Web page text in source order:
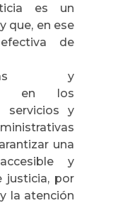
es un
que, en ese
de
y
en los
servicios y
una
y
justicia, por
la atención